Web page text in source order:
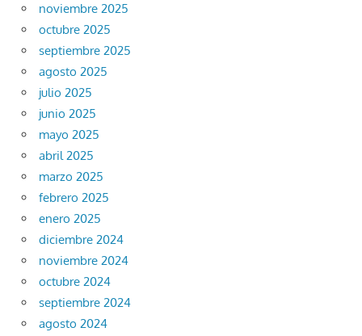
noviembre 2025
octubre 2025
septiembre 2025
agosto 2025
julio 2025
junio 2025
mayo 2025
abril 2025
marzo 2025
febrero 2025
enero 2025
diciembre 2024
noviembre 2024
octubre 2024
septiembre 2024
agosto 2024